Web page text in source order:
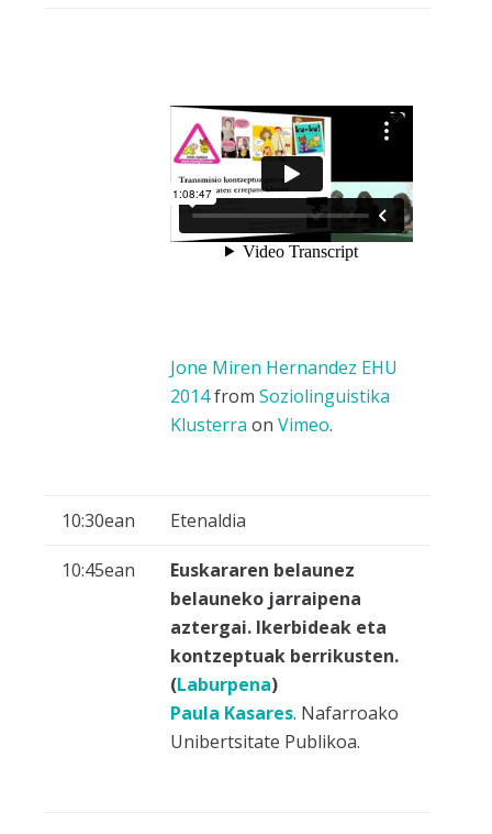
Jone Miren Hernandez EHU
2014from Soziolinguistika
Klusterra on Vimeo.
10:30ean Etenaldia
10:45ean
Euskararen belaunez
belauneko jarraipena
aztergai. Ikerbideak eta
kontzeptuak berrikusten.
(Laburpena)
Paula Kasares. Nafarroako
Unibertsitate Publikoa.